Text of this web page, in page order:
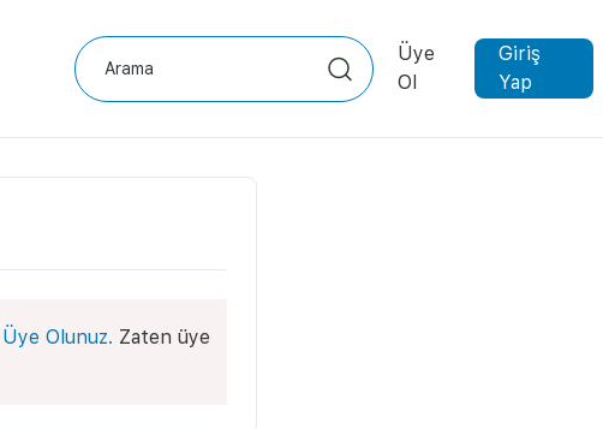
Üye
Ol
Giriş
Yap
Üye Olunuz. Zaten üye